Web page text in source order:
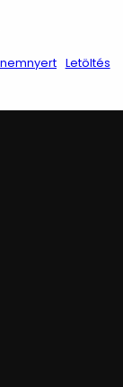
Letöltés